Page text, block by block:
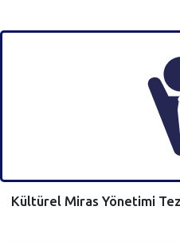
Kültürel Miras Yönetimi